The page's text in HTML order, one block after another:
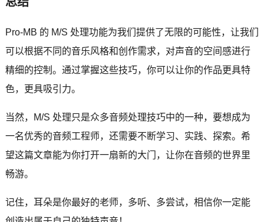
Pro-MB 的 M/S 处理功能为我们提供了无限的可能性，让我们
可以根据不同的音乐风格和创作需求，对声音的空间感进行
精细的控制。通过掌握这些技巧，你可以让你的作品更具特
色，更具吸引力。
当然，M/S 处理只是众多音频处理技巧中的一种，要想成为
一名优秀的音频工程师，还需要不断学习、实践、探索。希
望这篇文章能为你打开一扇新的大门，让你在音频的世界里
畅游。
记住，耳朵是你最好的老师，多听、多尝试，相信你一定能